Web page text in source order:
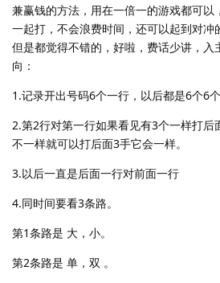
兼赢钱的方法，用在一倍一的游戏都可以
一起打，不会浪费时间，还可以起到对冲
但是都觉得不错的，好啦，费话少讲，入
向：
1.记录开出号码6个一行，以后都是6个6
2.第2行对第一行如果看见有3个一样打
不一样就可以打后面3手它会一样。
3.以后一直是后面一行对前面一行
4.同时间要看3条路。
第1条路是 大，小。
第2条路是 单，双 。